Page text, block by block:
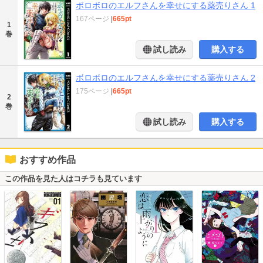
1
巻
ボロボロのエルフさんを幸せにする薬売りさん 1
167ページ 665pt
試し読み 購入する
2
巻
ボロボロのエルフさんを幸せにする薬売りさん 2
175ページ 665pt
試し読み 購入する
おすすめ作品
この作品を見た人はコチラも見ています